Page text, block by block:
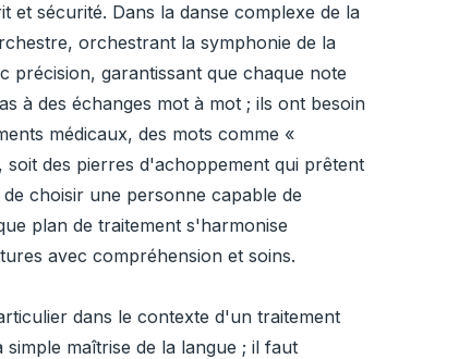
et sécurité. Dans la danse complexe de la
orchestrant la symphonie de la
précision, garantissant que chaque note
à des échanges mot à mot ; ils ont besoin
médicaux, des mots comme «
des pierres d'achoppement qui prêtent
choisir une personne capable de
plan de traitement s'harmonise
avec compréhension et soins.
dans le contexte d'un traitement
maîtrise de la langue ; il faut